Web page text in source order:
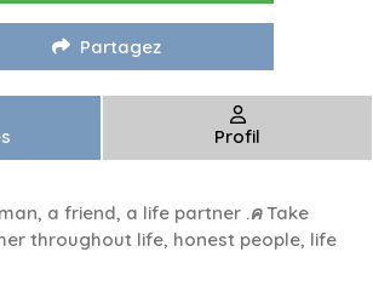
Partagez
Profil
a friend, a life partner .ค Take
throughout life, honest people, life